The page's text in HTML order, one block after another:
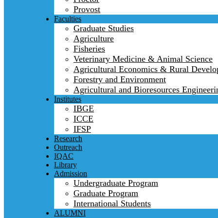
Provost
Faculties
Graduate Studies
Agriculture
Fisheries
Veterinary Medicine & Animal Science
Agricultural Economics & Rural
Forestry and Environment
Agricultural and Bioresources
Institutes
IBGE
ICCE
IFSP
Research
Outreach
IQAC
Library
Admission
Undergraduate Program
Graduate Program
International Students
ALUMNI